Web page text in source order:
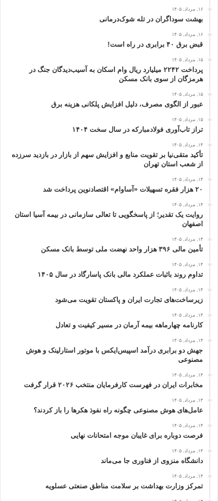
۱۶, مرداد, ۱۴۰۵
بهشت سوداگران در تله شوک‌درمانی
۱۶, مرداد, ۱۴۰۵
قبض برق ۴۰ برابری در راه است!
۱۵, مرداد, ۱۴۰۵
پرداخت ۲۲۴۲ میلیارد ریال وام اسکان به آسیب‌دیدگان جنگ در
هرمزگان از سوی بانک مسکن
۱۵, مرداد, ۱۴۰۵
عبور از الگوی مصرف، دلیل افزایش پلکانی هزینه برق
۱۵, مرداد, ۱۴۰۵
تراز تاب‌آوری فولادمبارکه در سال سخت ۱۴۰۴
۱۴, مرداد, ۱۴۰۵
تأکید متقی‌نیا بر تقویت منابع و افزایش سهم از بازار در بازدید سرزده
از شعب استان تهران
۱۴, مرداد, ۱۴۰۵
۲۰ هزار فقره تسهیلات «آساوام» اقتصادنوین پرداخت شد
۱۴, مرداد, ۱۴۰۵
روایت یک تقدیر؛ از پاسخگویی تا تعالی سازمانی در بیمه آسیا استان
اصفهان
۱۴, مرداد, ۱۴۰۵
تأمین مالی ۳۹۶ هزار واحد نهضت ملی توسط بانک مسکن
۱۴, مرداد, ۱۴۰۵
تداوم روند باثبات عملکرد مالی بانک پاسارگاد در سال ۱۴۰۵
۱۴, مرداد, ۱۴۰۵
زیرساخت‌های تجارت ایران و پاکستان تقویت می‌شود
۱۴, مرداد, ۱۴۰۵
کارنامه چهارماهه بیمه آرمان در مسیر کیفیت و تعادل
۱۴, مرداد, ۱۴۰۵
جهش دو برابری درآمد اسپیس‌ایکس با موتور استارلینک و هوش
مصنوعی
۱۴, مرداد, ۱۴۰۵
مخابرات ایران در فهرست کارفرمایان منتخب ۲۰۲۶ قرار گرفت
۱۴, مرداد, ۱۴۰۵
عامل‌های هوش مصنوعی چگونه راه نفوذ هکرها را باز کردند؟
۱۴, مرداد, ۱۴۰۵
فرصت دوباره برای غایبان موجه امتحانات نهایی
۱۴, مرداد, ۱۴۰۵
دانشگاه منزوی از فناوری جا می‌ماند
۱۴, مرداد, ۱۴۰۵
تمرکز وزارت بهداشت بر سلامت مناطق صنعتی عسلویه